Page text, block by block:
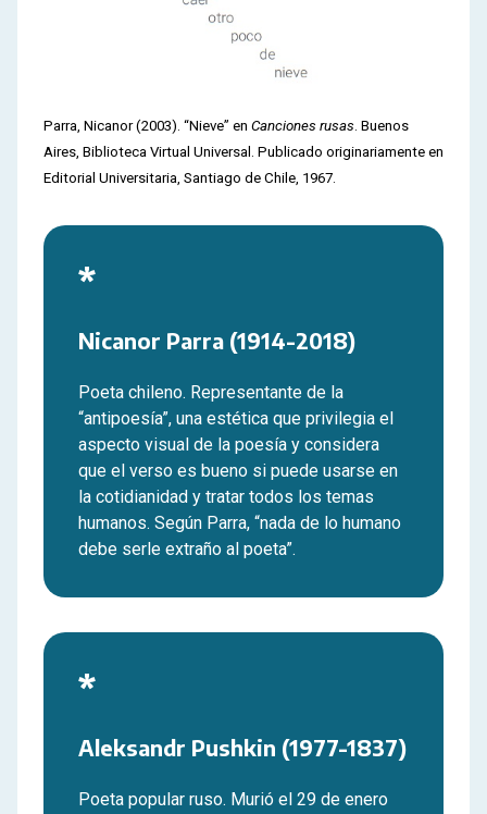
Parra, Nicanor (2003). “Nieve” en Canciones rusas. Buenos
Aires, Biblioteca Virtual Universal. Publicado originariamente en
Editorial Universitaria, Santiago de Chile, 1967.
*
Nicanor Parra (1914-2018)
Poeta chileno. Representante de la
“antipoesía”, una estética que privilegia el
aspecto visual de la poesía y considera
que el verso es bueno si puede usarse en
la cotidianidad y tratar todos los temas
humanos. Según Parra, “nada de lo humano
debe serle extraño al poeta”.
*
Aleksandr Pushkin (1977-1837)
Poeta popular ruso. Murió el 29 de enero